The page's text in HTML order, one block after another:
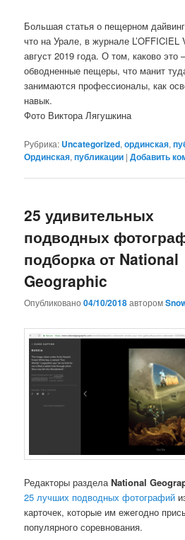
Большая статья о пещерном
что на Урале, в журнале
август 2019 года. О том, каково это
обводненные пещеры, что манит
занимаются профессионалы, как
навык.
Фото Виктора Лягушкина
Рубрика: Uncategorized,ординская,
Ординская,публикации |Добавить
25 удивительных
подводных
подборка от National
Geographic
Опубликовано04/10/2018автором
Редакторы разделаNational
25 лучших подводных фотографий
карточек, которые им ежегодно
популярного соревнования.